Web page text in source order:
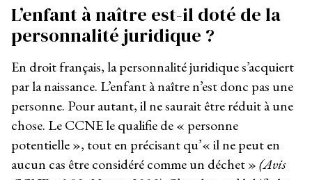
L’enfant à naître est-il doté de la
personnalité juridique ?
En droit français, la personnalité juridique s’acquiert
par la naissance. L’enfant à naître n’est donc pas une
personne. Pour autant, il ne saurait être réduit à une
chose. Le CCNE le qualifie de « personne
potentielle », tout en précisant qu’« il ne peut en
aucun cas être considéré comme un déchet »(Avis